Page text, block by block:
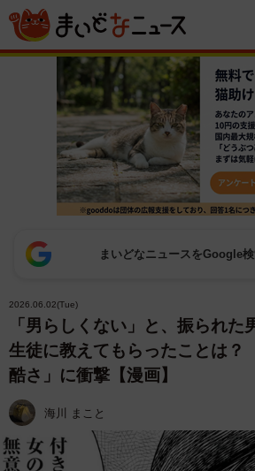
まいどなニュースをGoogle
2026.06.02(Tue)
「男らしくない」と、振られ
生徒に教えてもらったことは
酷さ」に衝撃【漫画】
海川 まこと